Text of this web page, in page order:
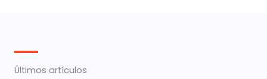
Últimos artículos